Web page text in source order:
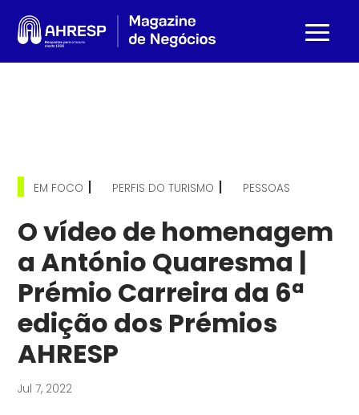
EM FOCO | PERFIS DO TURISMO | PESSOAS
O vídeo de homenagem
a António Quaresma |
Prémio Carreira da 6ª
edição dos Prémios
AHRESP
Jul 7, 2022